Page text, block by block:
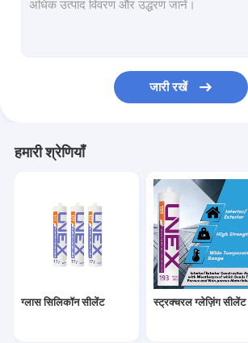
ग्लास हार्डवेयर
ग्लास एनामेल्स पेंट
जारी रखें
हमारी श्रेणियाँ
ग्लास सिलिकॉन सीलेंट स्ट्रक्चरल ग्लेज़िंग सीलेंट